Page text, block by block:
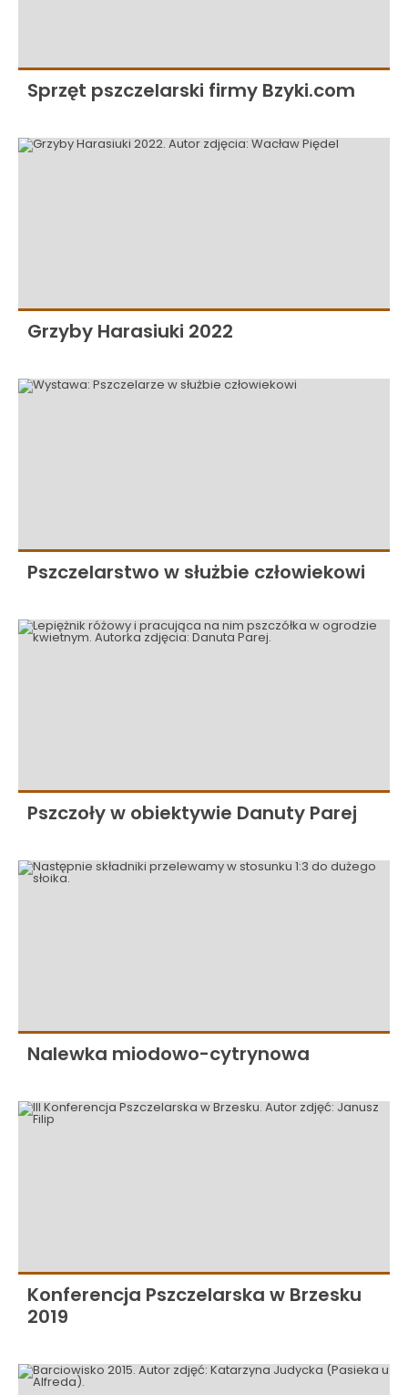
Sprzęt pszczelarski firmy Bzyki.com
Grzyby Harasiuki 2022
Pszczelarstwo w służbie człowiekowi
Pszczoły w obiektywie Danuty Parej
Nalewka miodowo-cytrynowa
Konferencja Pszczelarska w Brzesku
2019